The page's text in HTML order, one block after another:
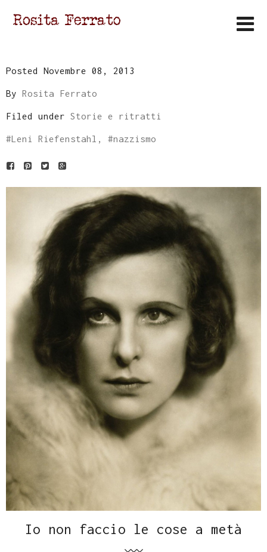
Posted Novembre 08, 2013
By Rosita Ferrato
Filed under Storie e ritratti
#Leni Riefenstahl , #nazzismo
Io non faccio le cose a metà